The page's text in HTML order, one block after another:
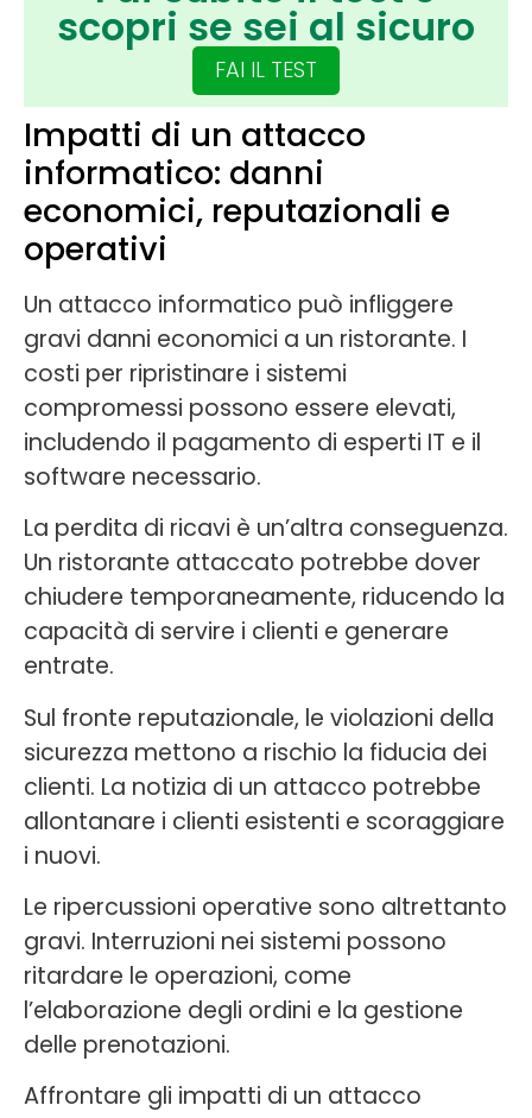
scopri se sei al sicuro
FAI IL TEST
Impatti di un attacco
informatico: danni
economici, reputazionali e
operativi
Un attacco informatico può infliggere
gravi danni economici a un ristorante. I
costi per ripristinare i sistemi
compromessi possono essere elevati,
includendo il pagamento di esperti IT e il
software necessario.
La perdita di ricavi è un’altra conseguenza.
Un ristorante attaccato potrebbe dover
chiudere temporaneamente, riducendo la
capacità di servire i clienti e generare
entrate.
Sul fronte reputazionale, le violazioni della
sicurezza mettono a rischio la fiducia dei
clienti. La notizia di un attacco potrebbe
allontanare i clienti esistenti e scoraggiare
i nuovi.
Le ripercussioni operative sono altrettanto
gravi. Interruzioni nei sistemi possono
ritardare le operazioni, come
l’elaborazione degli ordini e la gestione
delle prenotazioni.
Affrontare gli impatti di un attacco